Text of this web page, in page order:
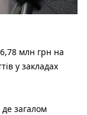
млн грн на
у закладах
загалом